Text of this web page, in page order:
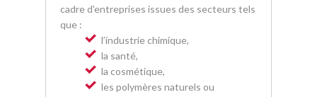
cadre d'entreprises issues des secteurs tels
que :
l’industrie chimique,
la santé,
la cosmétique,
les polymères naturels ou